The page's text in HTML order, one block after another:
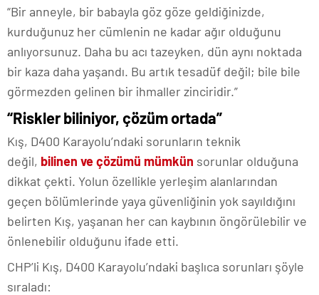
“Bir anneyle, bir babayla göz göze geldiğinizde,
kurduğunuz her cümlenin ne kadar ağır olduğunu
anlıyorsunuz. Daha bu acı tazeyken, dün aynı noktada
bir kaza daha yaşandı. Bu artık tesadüf değil; bile bile
görmezden gelinen bir ihmaller zinciridir.”
“Riskler biliniyor, çözüm ortada”
Kış, D400 Karayolu’ndaki sorunların teknik
değil, bilinen ve çözümü mümkün sorunlar olduğuna
dikkat çekti. Yolun özellikle yerleşim alanlarından
geçen bölümlerinde yaya güvenliğinin yok sayıldığını
belirten Kış, yaşanan her can kaybının öngörülebilir ve
önlenebilir olduğunu ifade etti.
CHP’li Kış, D400 Karayolu’ndaki başlıca sorunları şöyle
sıraladı: